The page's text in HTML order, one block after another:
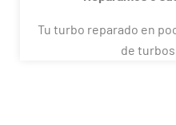
Tu turbo reparado en
de turbos